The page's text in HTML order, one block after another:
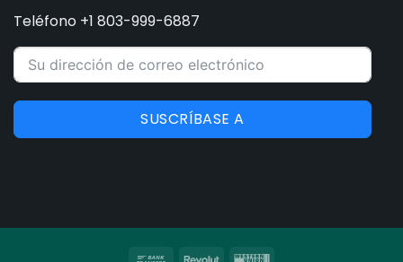
Teléfono +1 803-999-6887
SUSCRÍBASE A
Transferencia
RevolutWestern